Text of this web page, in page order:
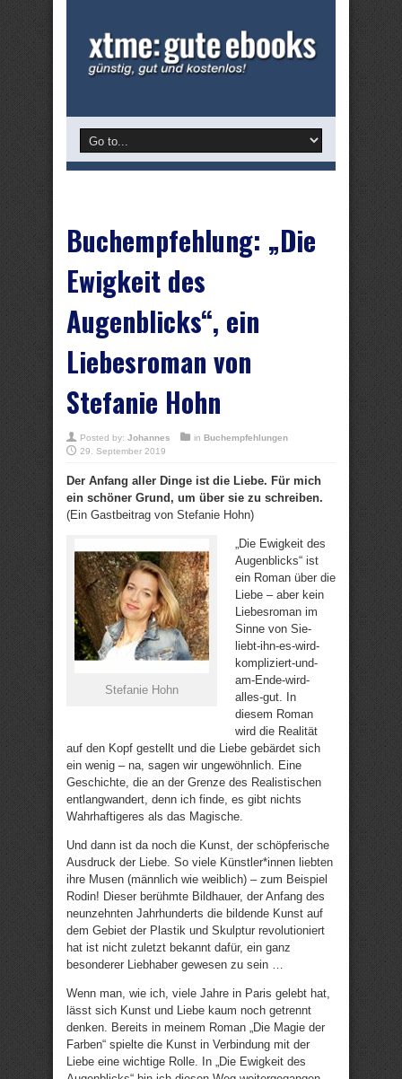
Buchempfehlung: „Die
Ewigkeit des
Augenblicks“, ein
Liebesroman von
Stefanie Hohn
Posted by: Johannes in Buchempfehlungen
29. September 2019
Der Anfang aller Dinge ist die Liebe. Für mich
ein schöner Grund, um über sie zu schreiben.
(Ein Gastbeitrag von Stefanie Hohn)
Stefanie Hohn
„Die Ewigkeit des
Augenblicks“ ist
ein Roman über die
Liebe – aber kein
Liebesroman im
Sinne von Sie-
liebt-ihn-es-wird-
kompliziert-und-
am-Ende-wird-
alles-gut. In
diesem Roman
wird die Realität
auf den Kopf gestellt und die Liebe gebärdet sich
ein wenig – na, sagen wir ungewöhnlich. Eine
Geschichte, die an der Grenze des Realistischen
entlangwandert, denn ich finde, es gibt nichts
Wahrhaftigeres als das Magische.
Und dann ist da noch die Kunst, der schöpferische
Ausdruck der Liebe. So viele Künstler*innen liebten
ihre Musen (männlich wie weiblich) – zum Beispiel
Rodin! Dieser berühmte Bildhauer, der Anfang des
neunzehnten Jahrhunderts die bildende Kunst auf
dem Gebiet der Plastik und Skulptur revolutioniert
hat ist nicht zuletzt bekannt dafür, ein ganz
besonderer Liebhaber gewesen zu sein …
Wenn man, wie ich, viele Jahre in Paris gelebt hat,
lässt sich Kunst und Liebe kaum noch getrennt
denken. Bereits in meinem Roman „Die Magie der
Farben“ spielte die Kunst in Verbindung mit der
Liebe eine wichtige Rolle. In „Die Ewigkeit des